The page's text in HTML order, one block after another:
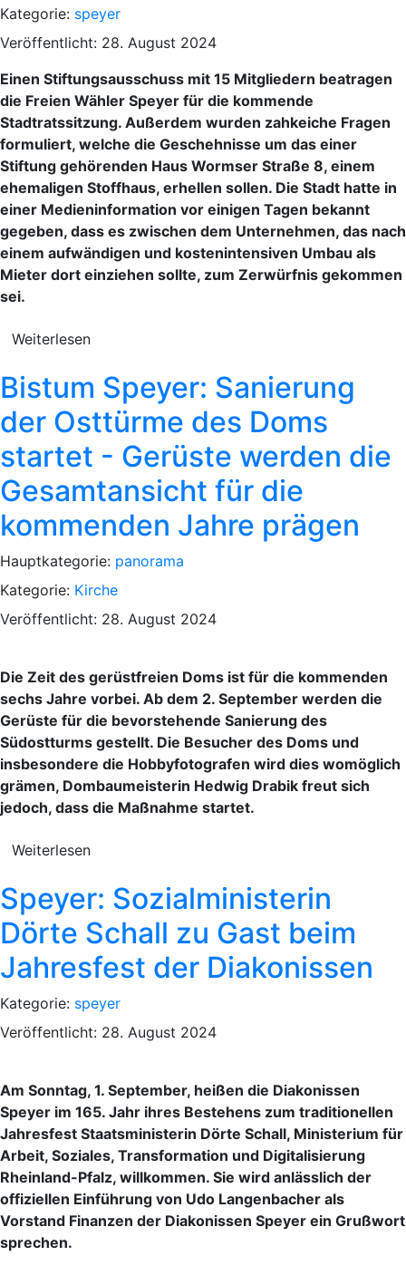
Kategorie: speyer
Veröffentlicht: 28. August 2024
Einen Stiftungsausschuss mit 15 Mitgliedern beatragen
die Freien Wähler Speyer für die kommende
Stadtratssitzung. Außerdem wurden zahkeiche Fragen
formuliert, welche die Geschehnisse um das einer
Stiftung gehörenden Haus Wormser Straße 8, einem
ehemaligen Stoffhaus, erhellen sollen. Die Stadt hatte in
einer Medieninformation vor einigen Tagen bekannt
gegeben, dass es zwischen dem Unternehmen, das nach
einem aufwändigen und kostenintensiven Umbau als
Mieter dort einziehen sollte, zum Zerwürfnis gekommen
sei.
Weiterlesen
Bistum Speyer: Sanierung
der Osttürme des Doms
startet - Gerüste werden die
Gesamtansicht für die
kommenden Jahre prägen
Hauptkategorie: panorama
Kategorie: Kirche
Veröffentlicht: 28. August 2024
Die Zeit des gerüstfreien Doms ist für die kommenden
sechs Jahre vorbei. Ab dem 2. September werden die
Gerüste für die bevorstehende Sanierung des
Südostturms gestellt. Die Besucher des Doms und
insbesondere die Hobbyfotografen wird dies womöglich
grämen, Dombaumeisterin Hedwig Drabik freut sich
jedoch, dass die Maßnahme startet.
Weiterlesen
Speyer: Sozialministerin
Dörte Schall zu Gast beim
Jahresfest der Diakonissen
Kategorie: speyer
Veröffentlicht: 28. August 2024
Am Sonntag, 1. September, heißen die Diakonissen
Speyer im 165. Jahr ihres Bestehens zum traditionellen
Jahresfest Staatsministerin Dörte Schall, Ministerium für
Arbeit, Soziales, Transformation und Digitalisierung
Rheinland-Pfalz, willkommen. Sie wird anlässlich der
offiziellen Einführung von Udo Langenbacher als
Vorstand Finanzen der Diakonissen Speyer ein Grußwort
sprechen.